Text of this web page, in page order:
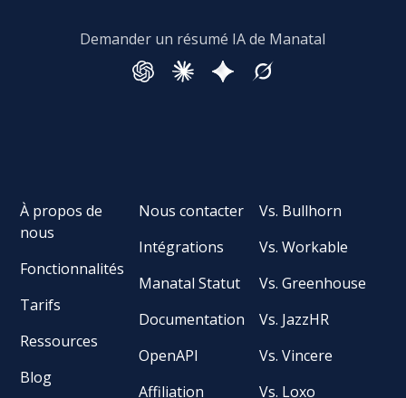
Demander un résumé IA de Manatal
À propos de
nous
Fonctionnalités
Tarifs
Ressources
Blog
Nous contacter
Intégrations
Manatal Statut
Documentation
OpenAPI
Affiliation
Vs. Bullhorn
Vs. Workable
Vs. Greenhouse
Vs. JazzHR
Vs. Vincere
Vs. Loxo